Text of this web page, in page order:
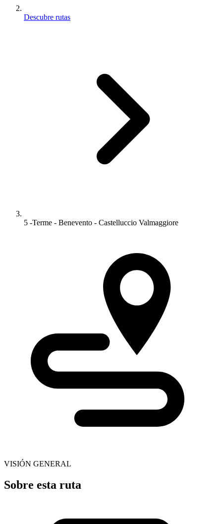
Descubre rutas
5 -Terme - Benevento - Castelluccio Valmaggiore
VISIÓN GENERAL
Sobre esta ruta